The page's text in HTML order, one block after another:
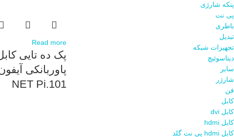
پنکه شارژی
پی نت
باطری
تبدیل
تجهیزات شبکه
دیتاسوئیچ
سایر
شارژر
فن
کابل
کابل dvi
کابل hdmi
کابل hdmi پی نت گلد
Read more
پک ده تایی
NET Pi.101